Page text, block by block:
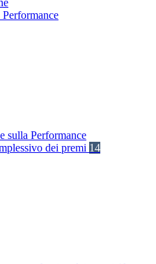
sulla Performance
dei premi 14